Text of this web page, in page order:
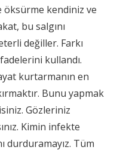
öksürme kendiniz ve
bu salgını
değiller. Farkı
kullandı.
kurtarmanın en
Bunu yapmak
Gözleriniz
Kimin infekte
durduramayız. Tüm